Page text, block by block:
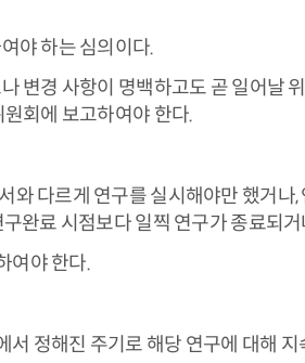
야 하는 심의이다.
변경 사항이 명백하고도 곧 일어날
회에 보고하여야 한다.
다르게 연구를 실시해야만 했거나
완료 시점보다 일찍 연구가 종료되
여야 한다.
정해진 주기로 해당 연구에 대해